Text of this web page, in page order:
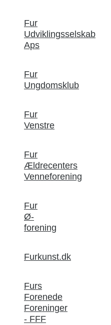
Fur
Udviklingsselskab
Aps
Fur
Ungdomsklub
Fur
Venstre
Fur
Ældrecenters
Venneforening
Fur
Ø-
forening
Furkunst.dk
Furs
Forenede
Foreninger
- FFF